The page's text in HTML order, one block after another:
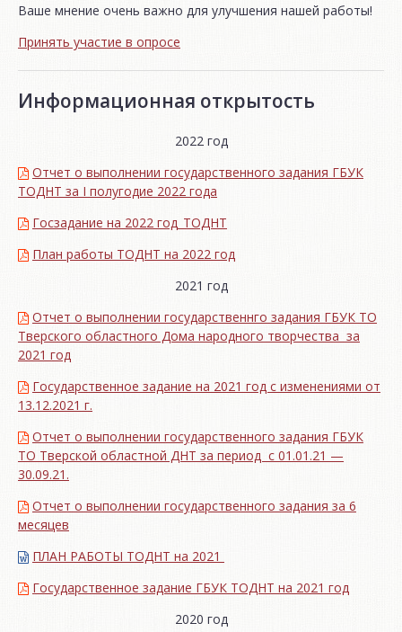
Ваше мнение очень важно для улучшения нашей работы!
Принять участие в опросе
Информационная открытость
2022 год
Отчет о выполнении государственного задания ГБУК
ТОДНТ за I полугодие 2022 года
Госзадание на 2022 год_ТОДНТ
План работы ТОДНТ на 2022 год
2021 год
Отчет о выполнении государственнго задания ГБУК ТО
Тверского областного Дома народного творчества за
2021 год
Государственное задание на 2021 год с изменениями от
13.12.2021 г.
Отчет о выполнении государственного задания ГБУК
ТО Тверской областной ДНТ за период с 01.01.21 —
30.09.21.
Отчет о выполнении государственного задания за 6
месяцев
ПЛАН РАБОТЫ ТОДНТ на 2021
Государственное задание ГБУК ТОДНТ на 2021 год
2020 год